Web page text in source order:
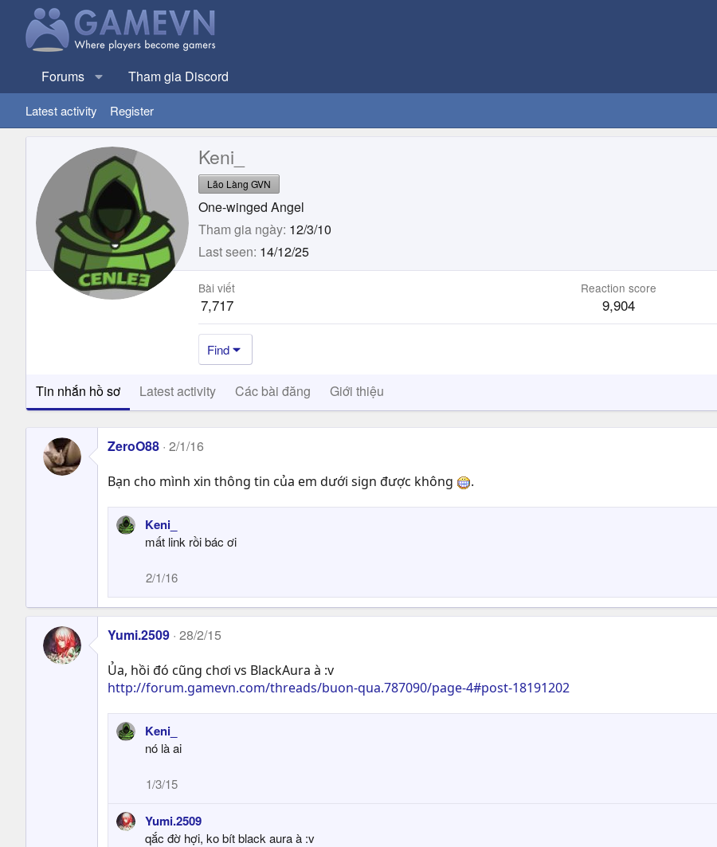
Forums Tham gia Discord
Latest activity Register
Keni_
Lão Làng GVN
One-winged Angel
Tham gia ngày 12/3/10
Last seen 14/12/25
Bài viết
7,717
Reaction score
9,904
Find
Tin nhắn hồ sơ Latest activity Các bài đăng Giới thiệu
ZeroO88 2/1/16
Bạn cho mình xin thông tin của em dưới sign được không .
Keni_
mất link rồi bác ơi
2/1/16
Yumi.2509 28/2/15
Ủa, hồi đó cũng chơi vs BlackAura à :v
http://forum.gamevn.com/threads/buon-qua.787090/page-4#post-18191202
Keni_
nó là ai
1/3/15
Yumi.2509
qắc đờ hợi, ko bít black aura à :v